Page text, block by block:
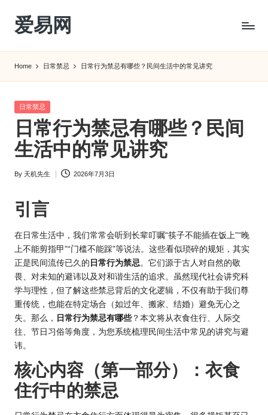
Skip
content
爱易网
转
农
历
阴
历
Home 日常禁忌 日常行为禁忌有哪些？民间生活中的常见讲究
Posted
日常禁忌
日常行为禁忌有哪些？民间
生活中的常见讲究
Posted
By 天机先生 2026年7月3日
引言
在日常生活中，我们常常会听到长辈叮嘱“筷子不能插在饭上”“晚
上不能剪指甲”“门槛不能踩”等说法。这些看似琐碎的规矩，其实
正是民间流传已久的 日常行为禁忌 。它们源于古人对自然的敬
畏、对未知的避讳以及对和谐生活的追求。虽然现代社会讲究科
学与理性，但了解这些禁忌背后的文化逻辑，不仅有助于我们尊
重传统，也能在特定场合（如过年、搬家、结婚）避免无心之
失。那么， 日常行为禁忌有哪些？本文将从衣食住行、人际交
往、节日习俗等角度，为您系统梳理民间生活中常见的讲究与避
讳。
核心内容（第一部分）：衣食
住行中的禁忌